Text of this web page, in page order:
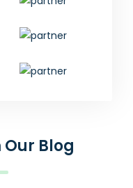
Our Blog